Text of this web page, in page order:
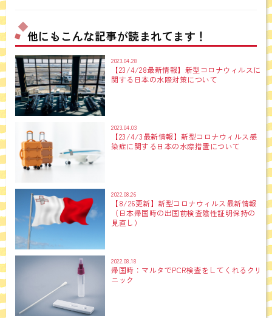
他にもこんな記事が読まれてます！
2023.04.28
【23/4/28最新情報】新型コロナウィルスに
関する日本の水際対策について
2023.04.03
【23/4/3最新情報】新型コロナウィルス感
染症に関する日本の水際措置について
2022.08.26
【8/26更新】新型コロナウィルス最新情報
（日本帰国時の出国前検査陰性証明保持の
見直し）
2022.08.18
帰国時：マルタでPCR検査をしてくれるクリ
ニック